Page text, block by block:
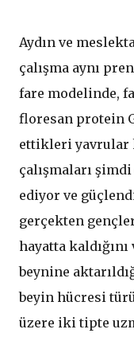
Aydın ve
çalışma aynı
fare modelinde,
floresan protein
ettikleri yavrular
çalışmaları
ediyor ve
gerçekten
hayatta
beynine
beyin hücresi
üzere iki tipte